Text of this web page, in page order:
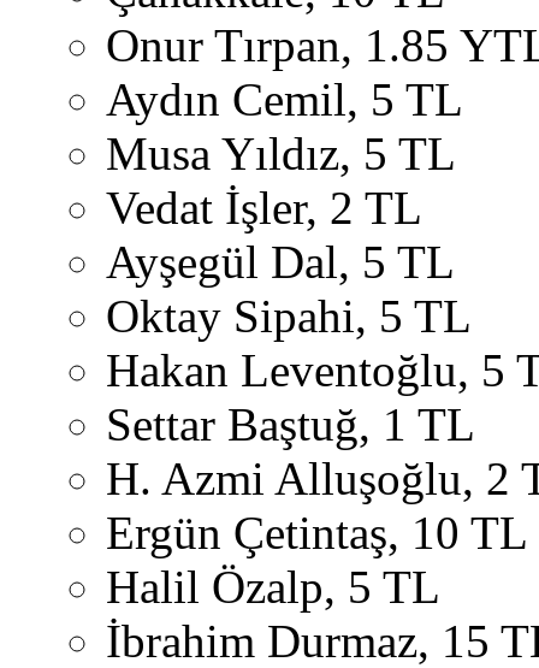
Onur Tırpan, 1.85
Aydın Cemil, 5 TL
Musa Yıldız, 5 TL
Vedat İşler, 2 TL
Ayşegül Dal, 5 TL
Oktay Sipahi, 5 TL
Hakan Leventoğlu, 5
Settar Baştuğ, 1 TL
H. Azmi Alluşoğlu, 2
Ergün Çetintaş, 10 TL
Halil Özalp, 5 TL
İbrahim Durmaz, 15